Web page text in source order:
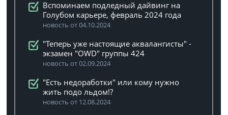
Вспоминаем подледный дайвинг на
Голубом карьере, февраль 2024 года
новость от 04.10.2024
"Теперь уже настоящие аквалангисты" -
экзамен "OWD" группы 424
новость от 02.09.2024
"Есть недоработки" или кому нужно
жить подо льдом!?
новость от 12.08.2024